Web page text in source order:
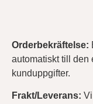
Orderbekräftelse:
automatiskt till den
kunduppgifter.
Frakt/Leverans: